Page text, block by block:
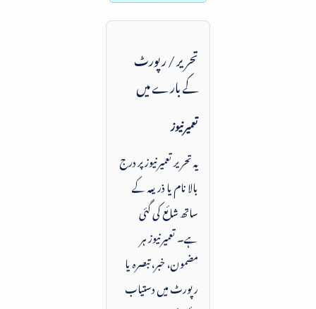
تحریر / رپورٹ
کے بارے میں
تعمیرنیوز
یہ تحریر تعمیرنیوز پر درج
بالا نام یا ذریعہ کے
ساتھ شائع کی گئی
ہے۔ تعمیرنیوز ہر
مضمون، خبر، تبصرہ یا
رپورٹ میں دستیاب